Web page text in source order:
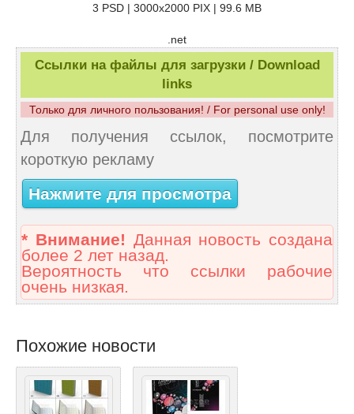
3 PSD | 3000x2000 PIX | 99.6 MB
.net
Ссылки на файлы для загрузки / Download
links
Только для личного пользования! / For personal use only!
Для получения ссылок, посмотрите
короткую рекламу
Нажмите для просмотра
* Внимание! Данная новость создана
более 2 лет назад.
Вероятность что ссылки рабочие
очень низкая.
Похожие новости